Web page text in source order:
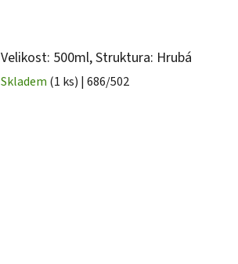
Velikost: 500ml, Struktura: Hrubá
Skladem (1 ks) | 686/502